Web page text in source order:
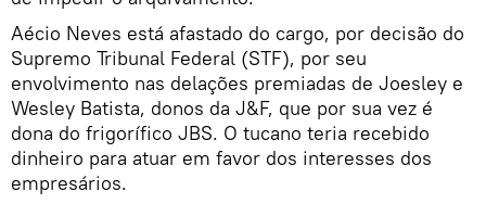
Aécio Neves está afastado do cargo, por decisão do
Supremo Tribunal Federal (STF), por seu
envolvimento nas delações premiadas de Joesley e
Wesley Batista, donos da J&F, que por sua vez é
dona do frigorífico JBS. O tucano teria recebido
dinheiro para atuar em favor dos interesses dos
empresários.